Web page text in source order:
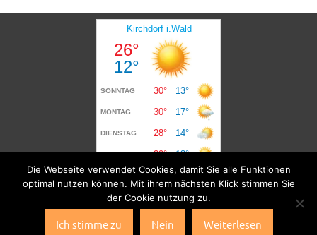
Die Webseite verwendet Cookies, damit Sie alle Funktionen
optimal nutzen können. Mit ihrem nächsten Klick stimmen Sie
der Cookie nutzung zu.
Ich stimme zu Nein Weiterlesen